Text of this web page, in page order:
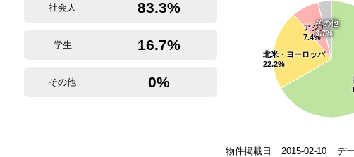
社会人 83.3%
学生 16.7%
その他 0%
北米・ヨーロッパ
22.2%
アジア
7.4%
その他
3.7%
デ
物件掲載日 2015-02-10